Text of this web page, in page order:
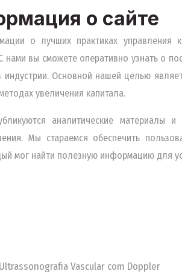
о сайте
о лучших практиках управления
нами вы сможете оперативно узнать о
Основной нашей целью
увеличения капитала.
аналитические материалы и
Мы стараемся обеспечить
мог найти полезную информацию для
Vascular com Doppler